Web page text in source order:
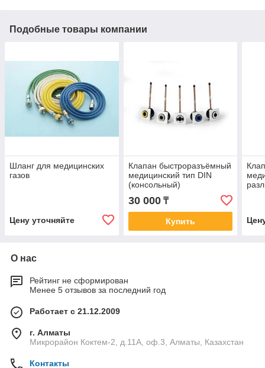
Подобные товары компании
Шланг для медицинских
газов
Цену уточняйте
Клапан быстроразъёмный
медицинский тип DIN
(консольный)
30 000₸
Купить
О нас
Рейтинг не сформирован
Менее 5 отзывов за последний год
Работает с 21.12.2009
г. Алматы
Микрорайон Коктем-2, д.11А, оф.3, Алматы, Казахстан
Контакты